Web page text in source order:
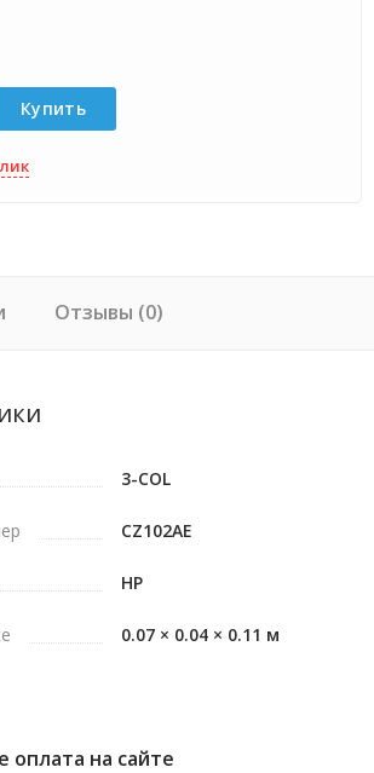
Купить
Отзывы (0)
3-COL
CZ102AE
HP
0.07 × 0.04 × 0.11 м
оплата на сайте